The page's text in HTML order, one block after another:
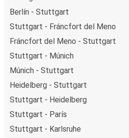
Berlín - Stuttgart
Stuttgart - Fráncfort del Meno
Fráncfort del Meno - Stuttgart
Stuttgart - Múnich
Múnich - Stuttgart
Heidelberg - Stuttgart
Stuttgart - Heidelberg
Stuttgart - París
Stuttgart - Karlsruhe